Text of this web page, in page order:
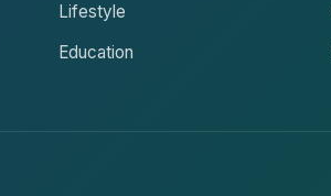
Lifestyle
Education